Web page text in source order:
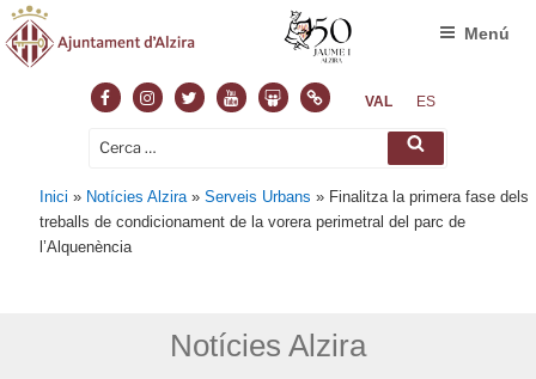
FacebookInstagram
TwitterYoutubeSlideshare
NormasVAL ES
Cerca: Cerca
Menú
Inici » Notícies Alzira »Serveis Urbans » Finalitza la primera fase dels
treballs de condicionament de la vorera perimetral del parc de
l’Alquenència
Notícies Alzira